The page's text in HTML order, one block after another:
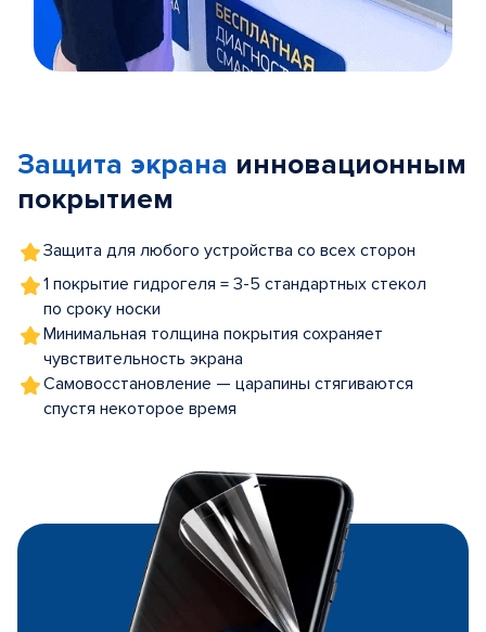
5
Защита экрана инновационным
покрытием
Защита для любого устройства со всех сторон
1 покрытие гидрогеля = 3-5 стандартных стекол
по сроку носки
Минимальная толщина покрытия сохраняет
чувствительность экрана
Самовосстановление — царапины стягиваются
спустя некоторое время